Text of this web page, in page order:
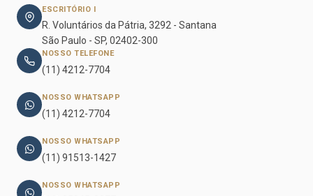
ESCRITÓRIO I
R. Voluntários da Pátria, 3292 - Santana
São Paulo - SP, 02402-300
NOSSO TELEFONE
(11) 4212-7704
NOSSO WHATSAPP
(11) 4212-7704
NOSSO WHATSAPP
(11) 91513-1427
NOSSO WHATSAPP